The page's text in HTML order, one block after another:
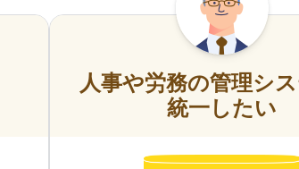
人事や労務の管理シ
統一したい